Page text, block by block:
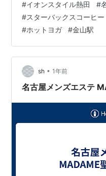
場のところが特に大幅に
田のグルメ。こんなにあ
がします。 スタバが３階
２０２３年にきたときは
０２２年の年末にオープ
#イオンスタイル熱田 #
#スターバックスコーヒー
#ホットヨガ #金山駅
sh • 1年前
名古屋メンズエステ